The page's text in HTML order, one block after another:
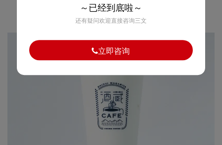
～已经到底啦～
还有疑问欢迎直接咨询三文
立即咨询